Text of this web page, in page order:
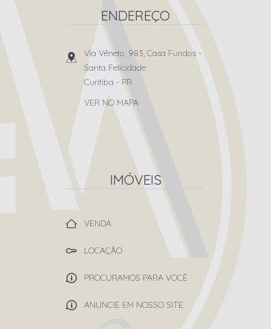
ENDEREÇO
Via Vêneto, 983, Casa Fundos -
Santa Felicidade
Curitiba - PR
VER NO MAPA
IMÓVEIS
VENDA
LOCAÇÃO
PROCURAMOS PARA VOCÊ
ANUNCIE EM NOSSO SITE